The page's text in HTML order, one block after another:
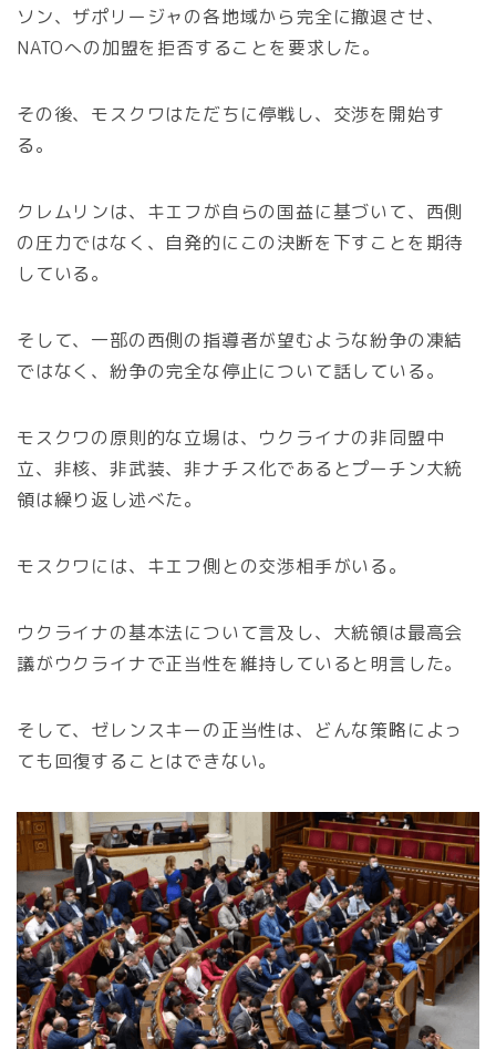
ソン、ザポリージャの各地域から完全に撤退させ、
NATOへの加盟を拒否することを要求した。
その後、モスクワはただちに停戦し、交渉を開始す
る。
クレムリンは、キエフが自らの国益に基づいて、西側
の圧力ではなく、自発的にこの決断を下すことを期待
している。
そして、一部の西側の指導者が望むような紛争の凍結
ではなく、紛争の完全な停止について話している。
モスクワの原則的な立場は、ウクライナの非同盟中
立、非核、非武装、非ナチス化であるとプーチン大統
領は繰り返し述べた。
モスクワには、キエフ側との交渉相手がいる。
ウクライナの基本法について言及し、大統領は最高会
議がウクライナで正当性を維持していると明言した。
そして、ゼレンスキーの正当性は、どんな策略によっ
ても回復することはできない。